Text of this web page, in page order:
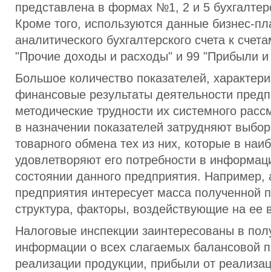
представлена в формах №1, 2 и 5
Кроме того, используются данные бизнес-
аналитического бухгалтерского счета к
"Прочие доходы и расходы" и 99 "Прибыли и
Большое количество показателей,
финансовые результаты деятельности
методические трудности их системного
в назначении показателей затрудняют
товарного обмена тех из них, которые в
удовлетворяют его потребности в
состоянии данного предприятия.
предприятия интересует масса полученной
структура, факторы, воздействующие на ее
Налоговые инспекции заинтересованы в
информации о всех слагаемых балансовой
реализации продукции, прибыли от